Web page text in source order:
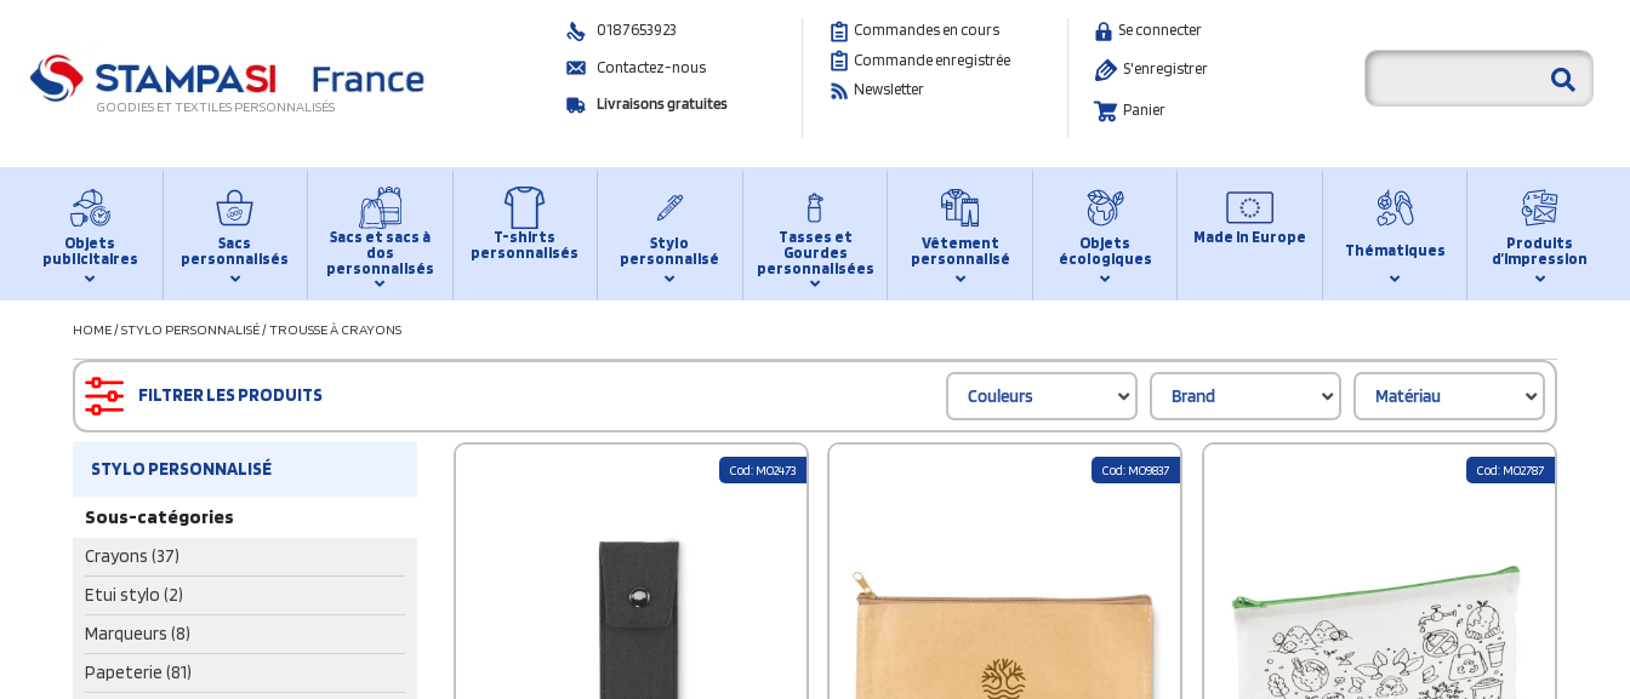
GOODIES ET TEXTILES PERSONNALISÉS
0187653923
Contactez-nous
Livraisons gratuites
Commandes en cours
Commande enregistrée
Newsletter
Se connecter
S'enregistrer
Panier
Objets
publicitaires
Sacs
personnalisés
Sacs et sacs à
dos
personnalisés
T-shirts
personnalisés
Stylo
personnalisé
Tasses et
Gourdes
personnalisées
Vêtement
personnalisé
Objets
écologiques
Made in Europe
Thématiques
Produits
d’impression
HOME/STYLO PERSONNALISÉ/TROUSSE À CRAYONS
FILTRER LES PRODUITS Couleurs Brand Matériau
STYLO PERSONNALISÉ
Sous-catégories
Crayons (37)
Etui stylo (2)
Marqueurs (8)
Papeterie (81)
Cod: MO2473 Cod: MO9837 Cod: MO2787